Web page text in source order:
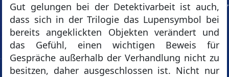
Gut gelungen bei der Detektivarbeit ist auch,
dass sich in der Trilogie das Lupensymbol bei
bereits angeklickten Objekten verändert und
das Gefühl, einen wichtigen Beweis für
Gespräche außerhalb der Verhandlung nicht zu
besitzen, daher ausgeschlossen ist. Nicht nur